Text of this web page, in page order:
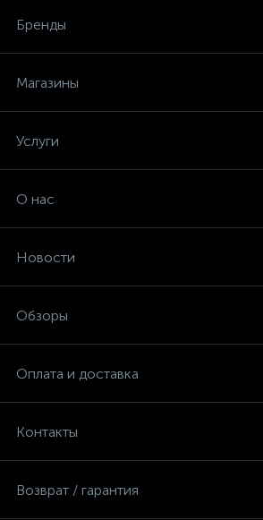
Бренды
Магазины
Услуги
О нас
Новости
Обзоры
Оплата и доставка
Контакты
Возврат / гарантия